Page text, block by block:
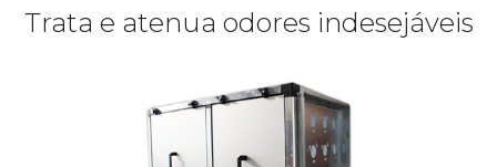
Trata e atenua odores indesejáveis